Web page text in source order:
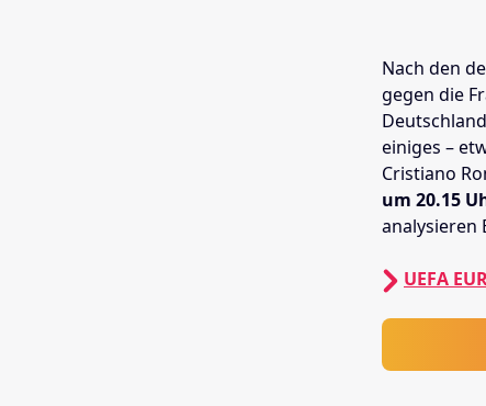
Nach den
gegen die
einiges –
Cristiano
um 20.15
analysieren
UEFA